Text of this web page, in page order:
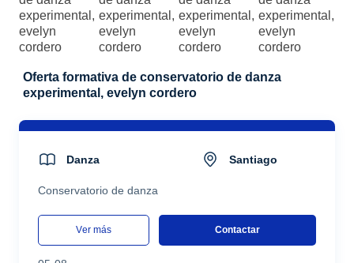
Oferta formativa de conservatorio de danza
experimental, evelyn cordero
Danza Santiago
Conservatorio de danza
ver más Contactar